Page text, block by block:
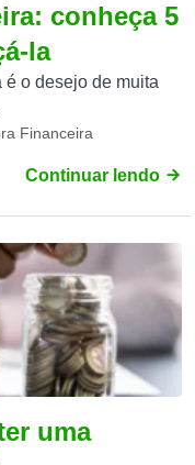
conheça 5
la
o desejo de muita
Financeira
Continuar lendo
uma